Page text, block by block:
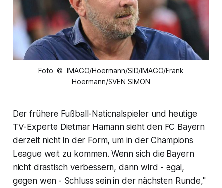
Foto © IMAGO/Hoermann/SID/IMAGO/Frank
Hoermann/SVEN SIMON
Der frühere Fußball-Nationalspieler und heutige
TV-Experte Dietmar Hamann sieht den FC Bayern
derzeit nicht in der Form, um in der Champions
League weit zu kommen. Wenn sich die Bayern
nicht drastisch verbessern, dann wird - egal,
gegen wen - Schluss sein in der nächsten Runde,"